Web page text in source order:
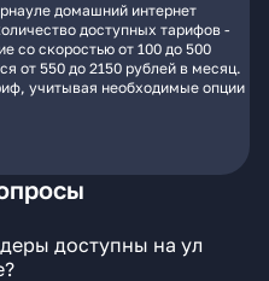
домашний интернет
доступных тарифов -
со скоростью от 100 до 500
от 550 до 2150 рублей в месяц.
учитывая необходимые опции
доступны на ул